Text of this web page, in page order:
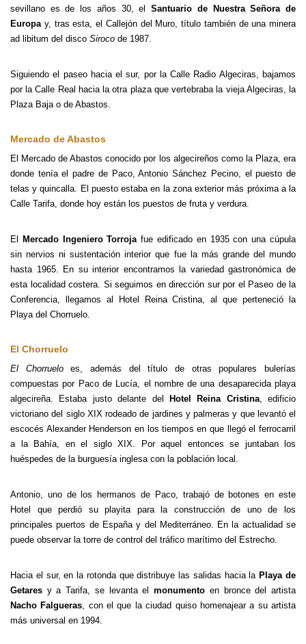
sevillano es de los años 30, elSantuario de Nuestra Señora de
Europay, tras esta, el Callejón del Muro, título también de una minera
ad libitum del disco Siroco de 1987.
Siguiendo el paseo hacia el sur, por la Calle Radio Algeciras, bajamos
por la Calle Real hacia la otra plaza que vertebraba la vieja Algeciras, la
Plaza Baja o de Abastos.
Mercado de Abastos
El Mercado de Abastos conocido por los algecireños como la Plaza, era
donde tenía el padre de Paco, Antonio Sánchez Pecino, el puesto de
telas y quincalla. El puesto estaba en la zona exterior más próxima a la
Calle Tarifa, donde hoy están los puestos de fruta y verdura.
El Mercado Ingeniero Torrojafue edificado en 1935 con una cúpula
sin nervios ni sustentación interior que fue la más grande del mundo
hasta 1965. En su interior encontramos la variedad gastronómica de
esta localidad costera. Si seguimos en dirección sur por el Paseo de la
Conferencia, llegamos al Hotel Reina Cristina, al que perteneció la
Playa del Chorruelo.
El Chorruelo
El Chorrueloes, además del título de otras populares bulerías
compuestas por Paco de Lucía, el nombre de una desaparecida playa
algecireña. Estaba justo delante del
Hotel Reina Cristina, edificio
victoriano del siglo XIX rodeado de jardines y palmeras y que levantó el
escocés Alexander Henderson en los tiempos en que llegó el ferrocarril
a la Bahía, en el siglo XIX. Por aquel entonces se juntaban los
huéspedes de la burguesía inglesa con la población local.
Antonio, uno de los hermanos de Paco, trabajó de botones en este
Hotel que perdió su playita para la construcción de uno de los
principales puertos de España y del Mediterráneo. En la actualidad se
puede observar la torre de control del tráfico marítimo del Estrecho.
Hacia el sur, en la rotonda que distribuye las salidas hacia la Playa de
Getares y a Tarifa, se levanta elmonumento en bronce del artista
Nacho Falgueras, con el que la ciudad quiso homenajear a su artista
más universal en 1994.